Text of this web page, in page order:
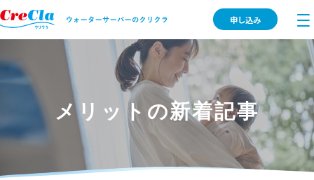
申し込み
メリットの新着記事